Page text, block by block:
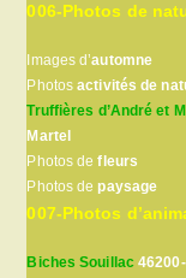
006-Photos de
Images d’automne
Photosactivités de
Truffières d’André et
Martel
Photos defleurs
Photos depaysage
007-Photos
Biches Souillac